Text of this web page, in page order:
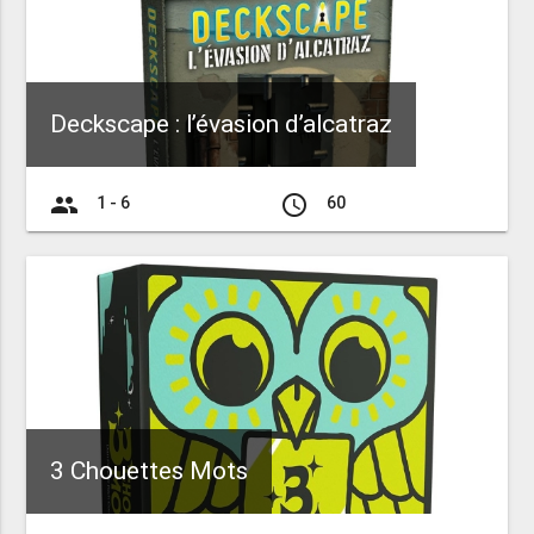
Deckscape : l’évasion d’alcatraz
group 1 - 6 access_time 60
3 Chouettes Mots